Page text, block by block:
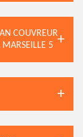
COUVREUR
5